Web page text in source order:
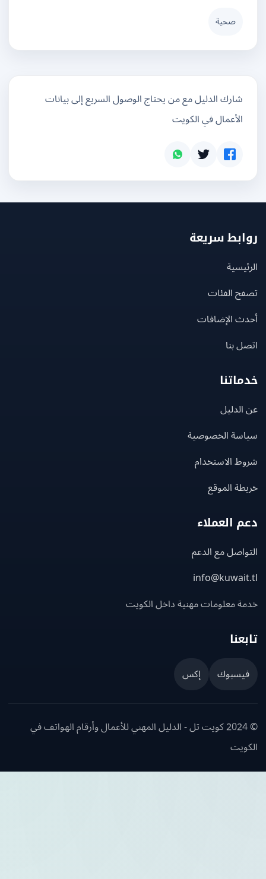
شارك الدليل مع من يحتاج الوصول السريع إلى بيانات
الأعمال في الكويت
سريعة
الفئات
الإضافات
بنا
الخصوصية
الاستخدام
الموقع
العملاء
مع الدعم
معلومات مهنية داخل الكويت
إكس
© 2024 كويت تل - الدليل المهني للأعمال وأرقام الهواتف في